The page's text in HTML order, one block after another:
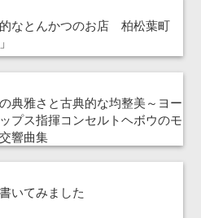
なとんかつのお店 柏松葉町
典雅さと古典的な均整美～ヨー
プス指揮コンセルトヘボウのモ
響曲集
いてみました